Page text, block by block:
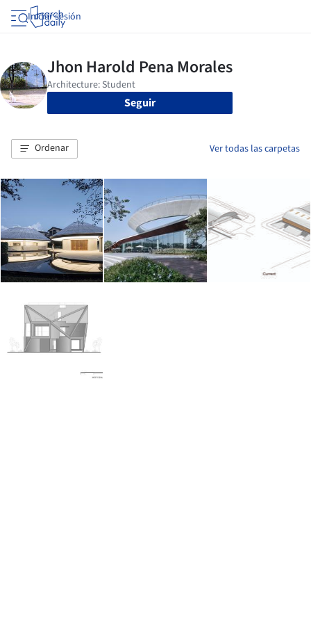
Iniciar sesión
Seguir
Ordenar Ver todas las carpetas